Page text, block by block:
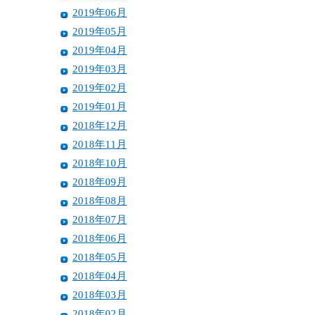
2019年06月
2019年05月
2019年04月
2019年03月
2019年02月
2019年01月
2018年12月
2018年11月
2018年10月
2018年09月
2018年08月
2018年07月
2018年06月
2018年05月
2018年04月
2018年03月